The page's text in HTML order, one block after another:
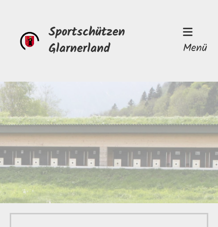
Sportschützen
Glarnerland
Menü